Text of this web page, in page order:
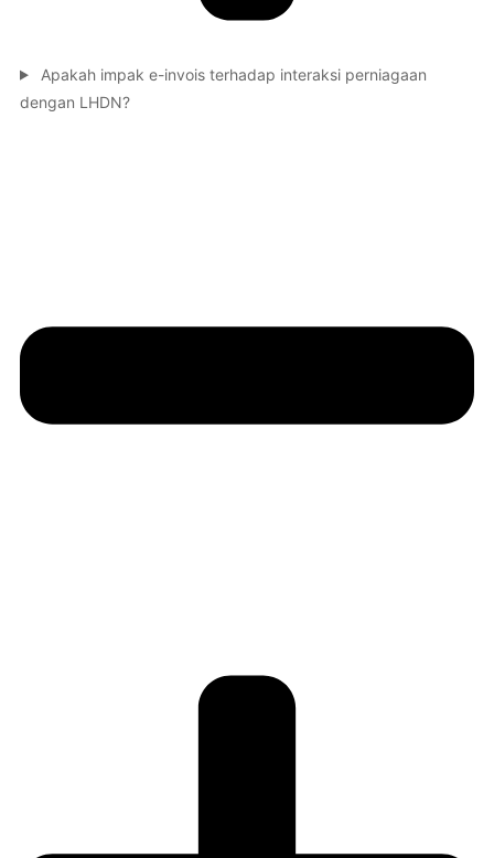
Apakah impak e-invois terhadap interaksi perniagaan
dengan LHDN?